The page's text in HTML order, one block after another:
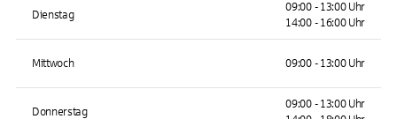
Dienstag
09:00 - 13:00 Uhr
14:00 - 16:00 Uhr
Mittwoch 09:00 - 13:00 Uhr
Donnerstag
09:00 - 13:00 Uhr